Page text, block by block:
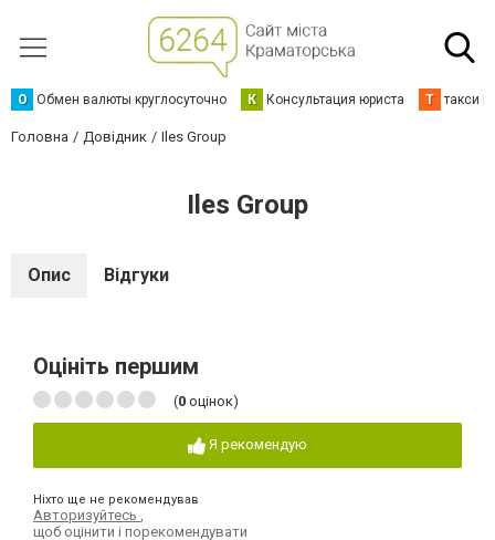
О Обмен валюты круглосуточно К Консультация юриста Т такси
Головна Довідник Iles Group
Iles Group
Опис Відгуки
Оцініть першим
(0 оцінок)
Я рекомендую
Ніхто ще не рекомендував
Авторизуйтесь
щоб оцінити і порекомендувати